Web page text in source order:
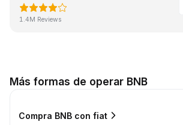
1.4M Reviews
Más formas de operar BNB
Compra BNB con fiat